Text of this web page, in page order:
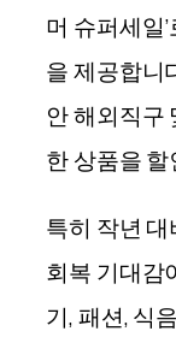
머 슈퍼세일
을 제공합니
안 해외직구
한 상품을
특히 작년
회복 기대감
기, 패션, 식